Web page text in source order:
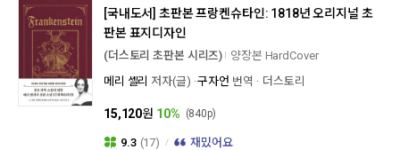
[국내도서] 초판본 프랑켄슈타인: 1818년 오리지널 초
판본 표지디자인
(더스토리 초판본 시리즈)
양장본 HardCover
메리 셸리 저자(글) 구자언 번역 더스토리
15,120원 10% (840p)
9.3 (17) 재밌어요